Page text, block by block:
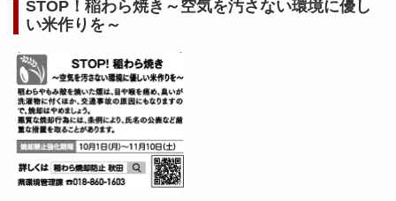
STOP！稲わら焼き～空気を汚さない環境に優し
い米作りを～